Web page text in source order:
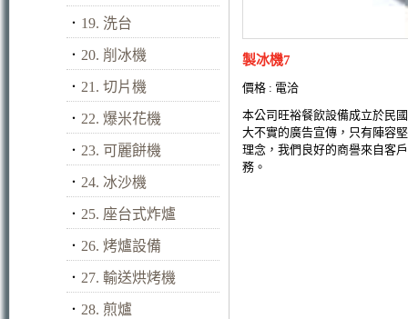
． 19. 洗台
． 20. 削冰機
． 21. 切片機
． 22. 爆米花機
． 23. 可麗餅機
． 24. 冰沙機
． 25. 座台式炸爐
． 26. 烤爐設備
． 27. 輸送烘烤機
． 28. 煎爐
製冰機7
價格 : 電洽
本公司旺裕餐飲設備成立於民
大不實的廣告宣傳，只有陣容
理念，我們良好的商譽來自客
務。